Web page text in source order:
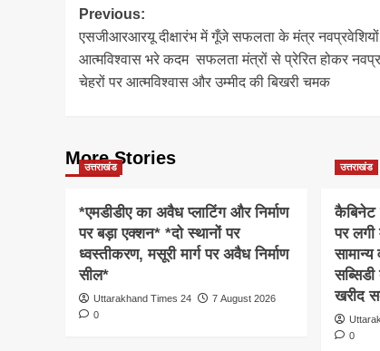
Post
navigation
Previous:
एसजीआरआरयू दीक्षारंभ में गूँजे सफलता के मंत्र नवप्रवेशियों
आत्मविश्वास भरे कदम सफलता मंत्रों से प्रेरित होकर
चेहरों पर आत्मविश्वास और उम्मीद की बिखरी चमक
More Stories
उत्तराखंड
*एमडीडीए का अवैध प्लाटिंग और निर्माण
पर बड़ा एक्शन* *दो स्थानों पर
ध्वस्तीकरण, मसूरी मार्ग पर अवैध निर्माण
सील*
Uttarakhand Times 24
7 August 2026
0
उत्तराखंड
कैबिनेट
पर लगी
सामान्य
खरीद
0